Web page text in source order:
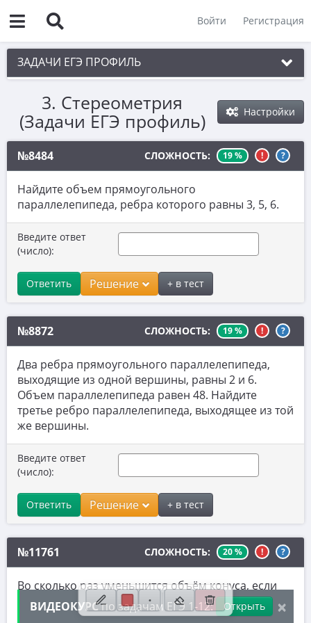
Войти Регистрация
ЗАДАЧИ ЕГЭ ПРОФИЛЬ
1. Планиметрия
2. Векторы
3. Стереометрия
3.2. Тела вращения
3.3. Составные тела
4. Классическое определение вероятности
5. Теория вероятностей
7. Нахождение значений выражений
9. Задачи прикладного содержания
10. Текстовые задачи
11. Графики функций
12. Исследование функций
13. Сложные уравнения
14. Стереометрия
16. Экономические задачи
18. Параметры
Настройки
3. Стереометрия
(Задачи ЕГЭ профиль)
№8484 СЛОЖНОСТЬ: 19 % ! ?
Найдите объем прямоугольного
параллелепипеда, ребра которого равны 3, 5, 6.
Введите ответ
(число):
Ответить Решение + в тест
№8872 СЛОЖНОСТЬ: 19 % ! ?
Два ребра прямоугольного параллелепипеда,
выходящие из одной вершины, равны 2 и 6.
Объем параллелепипеда равен 48. Найдите
третье ребро параллелепипеда, выходящее из той
же вершины.
Введите ответ
(число):
Ответить Решение + в тест
№11761 СЛОЖНОСТЬ: 20 % ! ?
Во сколько раз уменьшится объём конуса, если
его высота уменьшится в 9 раз, а радиус
основания останется прежним?
×
ВИДЕОКУРСпо задачам ЕГЭ 1-12: Открыть